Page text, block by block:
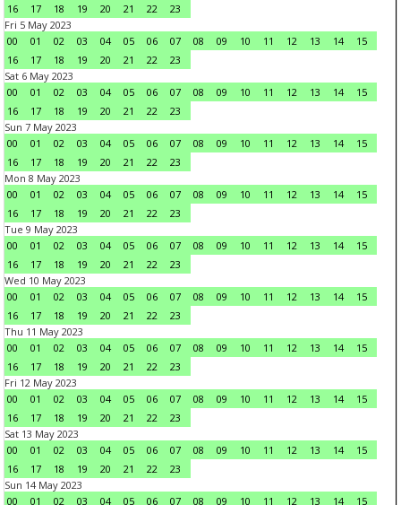
16
17 18 19 20 21 22
23
Fri 5 May 2023
00
01 02 03 04 05 06 07 08 09 10 11 12 13 14
15
16
17 18 19 20 21 22
23
Sat 6 May 2023
00
01 02 03 04 05 06 07 08 09 10 11 12 13 14
15
16
17 18 19 20 21 22
23
Sun 7 May 2023
00
01 02 03 04 05 06 07 08 09 10 11 12 13 14
15
16
17 18 19 20 21 22
23
Mon 8 May 2023
00
01 02 03 04 05 06 07 08 09 10 11 12 13 14
15
16
17 18 19 20 21 22
23
Tue 9 May 2023
00
01 02 03 04 05 06 07 08 09 10 11 12 13 14
15
16
17 18 19 20 21 22
23
Wed 10 May 2023
00
01 02 03 04 05 06 07 08 09 10 11 12 13 14
15
16
17 18 19 20 21 22
23
Thu 11 May 2023
00
01 02 03 04 05 06 07 08 09 10 11 12 13 14
15
16
17 18 19 20 21 22
23
Fri 12 May 2023
00
01 02 03 04 05 06 07 08 09 10 11 12 13 14
15
16
17 18 19 20 21 22
23
Sat 13 May 2023
00
01 02 03 04 05 06 07 08 09 10 11 12 13 14
15
16
17 18 19 20 21 22
23
Sun 14 May 2023
00
01 02 03 04 05 06 07 08 09 10 11 12 13 14 15